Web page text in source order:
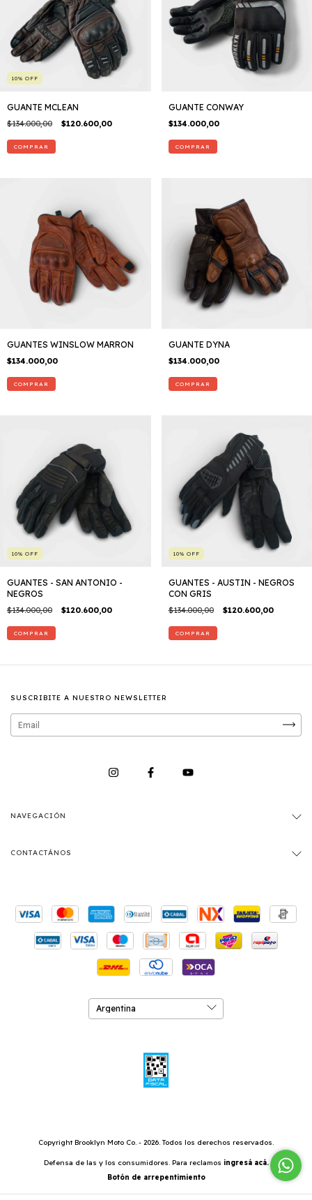
10% OFF
GUANTE MCLEAN
$134.000,00 $120.600,00
COMPRAR
GUANTE CONWAY
$134.000,00
COMPRAR
GUANTES WINSLOW MARRON
$134.000,00
COMPRAR
GUANTE DYNA
$134.000,00
COMPRAR
10% OFF
GUANTES - SAN ANTONIO -
NEGROS
$134.000,00 $120.600,00
COMPRAR
10% OFF
GUANTES - AUSTIN - NEGROS
CON GRIS
$134.000,00 $120.600,00
COMPRAR
SUSCRIBITE A NUESTRO NEWSLETTER
NAVEGACIÓN
CONTACTÁNOS
Copyright Brooklyn Moto Co. - 2026. Todos los derechos reservados.
Defensa de las y los consumidores. Para reclamos ingresá acá.
Botón de arrepentimiento